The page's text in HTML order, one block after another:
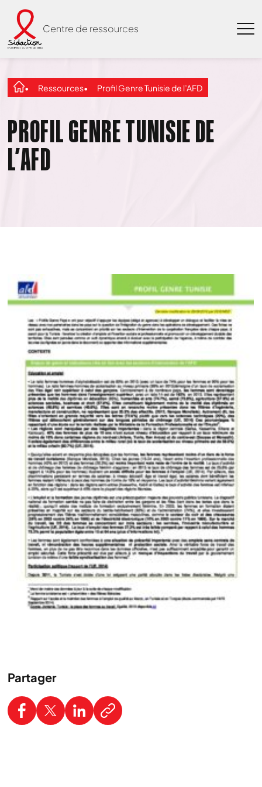
Centre de ressources
Ressources Profil Genre Tunisie de l’AFD
PROFIL GENRE TUNISIE DE
L’AFD
Partager